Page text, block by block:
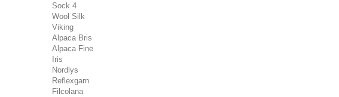
Sock 4
Wool Silk
Viking
Alpaca Bris
Alpaca Fine
Iris
Nordlys
Reflexgarn
Filcolana